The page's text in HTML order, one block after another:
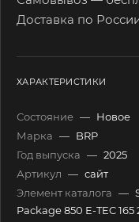
Доставка по
ХАРАКТЕРИСТИКИ
Состояние — Новое
Марка — BRP
Год выпуска — 2025
Артикул — сайт
Элемент каталога —
Package 850 E-TEC